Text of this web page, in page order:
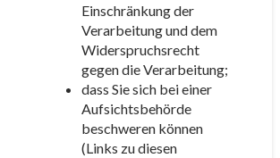
Einschränkung der
Verarbeitung und dem
Widerspruchsrecht
gegen die Verarbeitung;
dass Sie sich bei einer
Aufsichtsbehörde
beschweren können
(Links zu diesen